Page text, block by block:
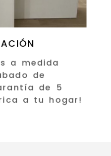
a medida
de
de 5
a tu hogar!